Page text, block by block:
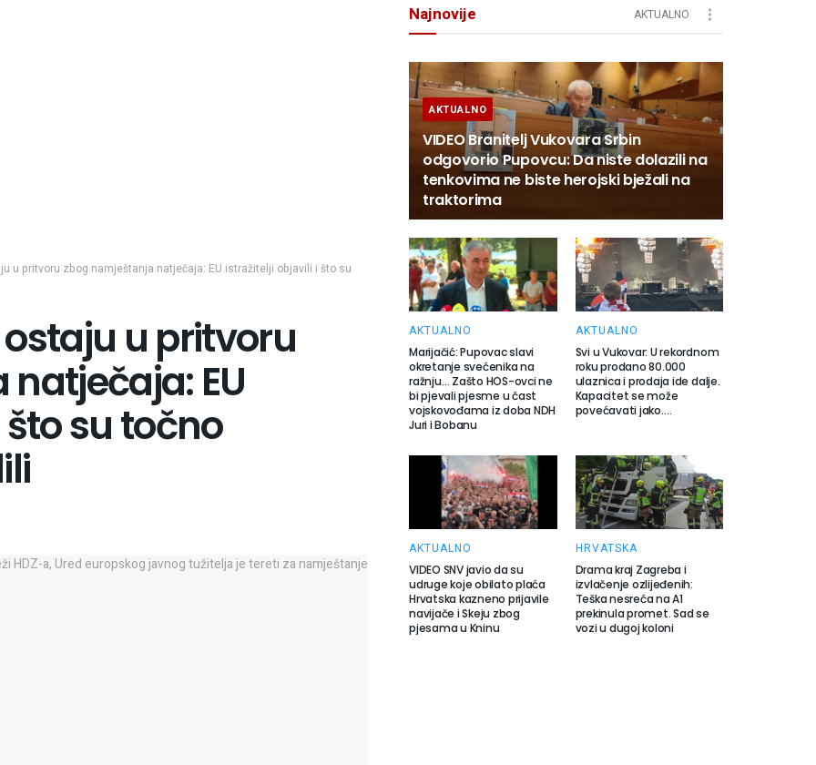
u pritvoru zbog namještanja natječaja: EU istražitelji objavili i što su
u pritvoru
EU
su točno
Najnovije AKTUALNO
AKTUALNO
VIDEO Branitelj Vukovara Srbin
odgovorio Pupovcu: Da niste dolazili na
tenkovima ne biste herojski bježali na
traktorima
AKTUALNO
Marijačić: Pupovac slavi
okretanje svećenika na
ražnju… Zašto HOS-ovci ne
bi pjevali pjesme u čast
vojskovođama iz doba NDH
Juri i Bobanu
AKTUALNO
Svi u Vukovar: U rekordnom
roku prodano 80.000
ulaznica i prodaja ide dalje.
Kapacitet se može
povećavati jako….
AKTUALNO
VIDEO SNV javio da su
udruge koje obilato plaća
Hrvatska kazneno prijavile
navijače i Skeju zbog
pjesama u Kninu
HRVATSKA
Drama kraj Zagreba i
izvlačenje ozlijeđenih:
Teška nesreća na A1
prekinula promet. Sad se
vozi u dugoj koloni